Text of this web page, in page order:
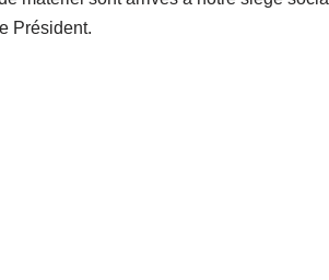
Président.